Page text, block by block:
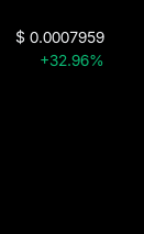
$ 0.0007959
+32.96%